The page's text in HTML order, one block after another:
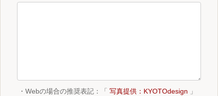
・Webの場合の推奨表記：「 写真提供：KYOTOdesign 」